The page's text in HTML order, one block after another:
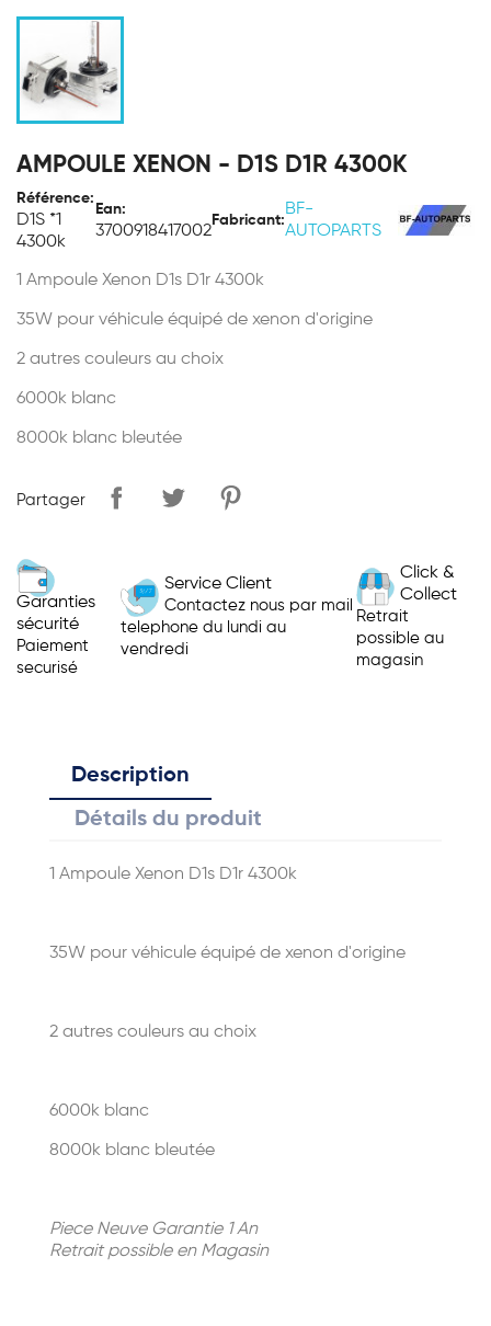
AMPOULE XENON - D1S D1R 4300K
Référence:
D1S *1
4300k
Ean:
3700918417002
Fabricant:
BF-
AUTOPARTS
1 Ampoule Xenon D1s D1r 4300k
35W pour véhicule équipé de xenon d'origine
2 autres couleurs au choix
6000k blanc
8000k blanc bleutée
Partager
Garanties
sécurité
Paiement
securisé
Service Client
Contactez nous par mail
telephone du lundi au
vendredi
Click &
Collect
Retrait
possible au
magasin
Description
Détails du produit
1 Ampoule Xenon D1s D1r 4300k
35W pour véhicule équipé de xenon d'origine
2 autres couleurs au choix
6000k blanc
8000k blanc bleutée
Piece Neuve Garantie 1 An
Retrait possible en Magasin